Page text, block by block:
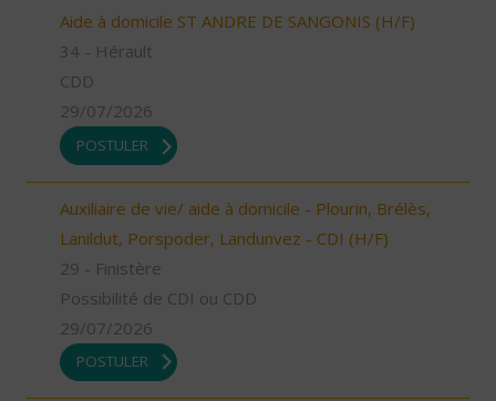
Aide à domicile ST ANDRE DE SANGONIS (H/F)
34 - Hérault
CDD
29/07/2026
POSTULER
Auxiliaire de vie/ aide à domicile - Plourin, Brélès,
Lanildut, Porspoder, Landunvez - CDI (H/F)
29 - Finistère
Possibilité de CDI ou CDD
29/07/2026
POSTULER